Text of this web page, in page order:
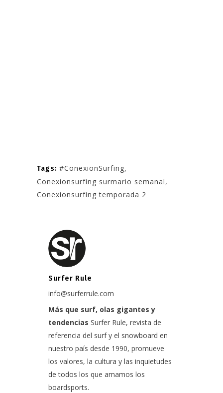
Tags: #ConexionSurfing,
Conexionsurfing surmario semanal,
Conexionsurfing temporada 2
Surfer Rule
info@surferrule.com
Más que surf, olas gigantes y
tendencias Surfer Rule, revista de
referencia del surf y el snowboard en
nuestro país desde 1990, promueve
los valores, la cultura y las inquietudes
de todos los que amamos los
boardsports.